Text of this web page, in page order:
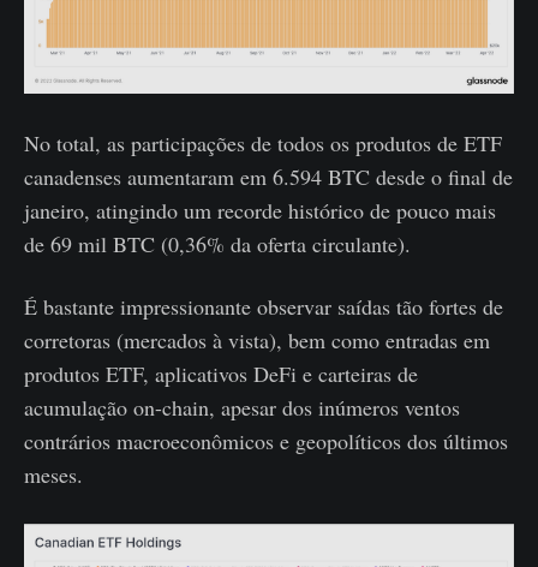
No total, as participações de todos os produtos de ETF
canadenses aumentaram em 6.594 BTC desde o final de
janeiro, atingindo um recorde histórico de pouco mais
de 69 mil BTC (0,36% da oferta circulante).
É bastante impressionante observar saídas tão fortes de
corretoras (mercados à vista), bem como entradas em
produtos ETF, aplicativos DeFi e carteiras de
acumulação on-chain, apesar dos inúmeros ventos
contrários macroeconômicos e geopolíticos dos últimos
meses.